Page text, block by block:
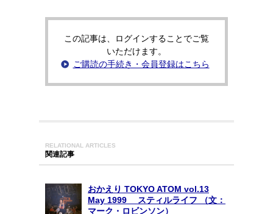
この記事は、ログインすることでご覧
いただけます。
ご購読の手続き・会員登録はこちら
RELATIONAL ARTICLES
関連記事
おかえり TOKYO ATOM vol.13
May 1999 スティルライフ （文：
マーク・ロビンソン）